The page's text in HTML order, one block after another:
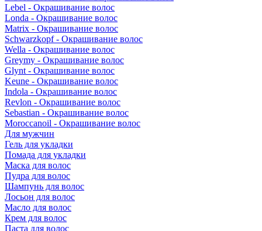
Lebel - Окрашивание волос
Londa - Окрашивание волос
Matrix - Окрашивание волос
Schwarzkopf - Окрашивание волос
Wella - Окрашивание волос
Greymy - Окрашивание волос
Glynt - Окрашивание волос
Keune - Окрашивание волос
Indola - Окрашивание волос
Revlon - Окрашивание волос
Sebastian - Окрашивание волос
Moroccanoil - Окрашивание волос
Для мужчин
Гель для укладки
Помада для укладки
Маска для волос
Пудра для волос
Шампунь для волос
Лосьон для волос
Масло для волос
Крем для волос
Паста для волос